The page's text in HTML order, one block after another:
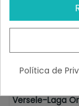
Versele-Laga
Política de